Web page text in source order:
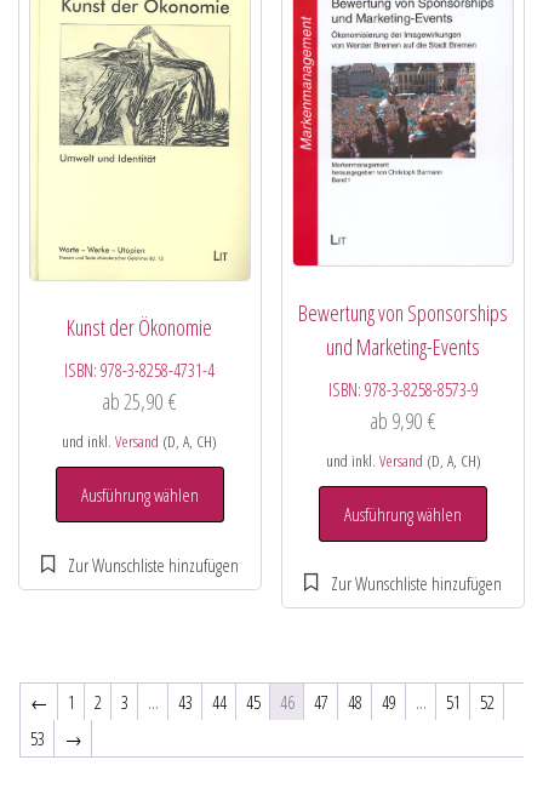
Kunst der Ökonomie
ISBN:978-3-8258-4731-4
ab25,90€
und inkl.Versand (D, A, CH)
Ausführung wählen
Bewertung von Sponsorships
und Marketing-Events
ISBN: 978-3-8258-8573-9
ab 9,90€
und inkl. Versand (D, A, CH)
Ausführung wählen
← 1 2 3 … 43 44 45 46 47 48 49 … 51
52
53
→